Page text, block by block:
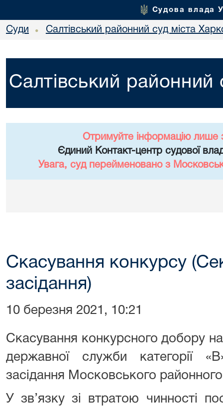
Судова влада
Суди • Салтівський районний суд міста
Салтівський районний
Отримуйте інформацію лише
Єдиний Контакт-центр судової
Увага, суд перейменовано з
Скасування конкурсу
засідання)
10 березня 2021, 10:21
Скасування конкурсного добору
державної служби категорії
засідання Московського
У зв’язку зі втратою чинності